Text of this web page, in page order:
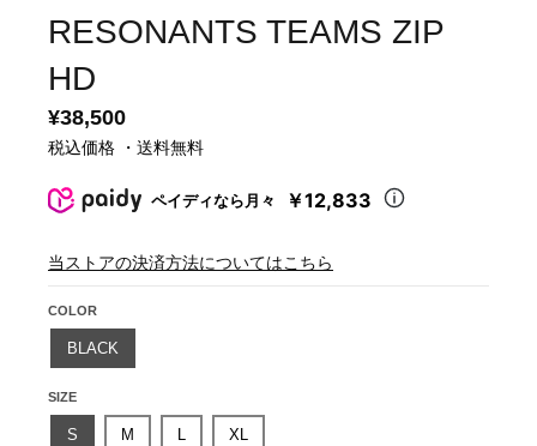
RESONANTS TEAMS ZIP
HD
¥38,500
税込価格 ・送料無料
ペイディなら月々 ￥12,833
当ストアの決済方法についてはこちら
COLOR
BLACK
SIZE
S M L XL